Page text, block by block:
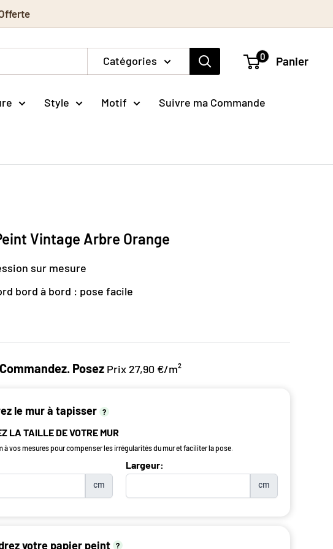
Catégories 0 Panier
Style Motif Suivre ma Commande
Vintage Arbre Orange
sur mesure
bord à bord : pose facile
Posez Prix 27,90 €/m²
le mur à tapisser ?
LA TAILLE DE VOTRE MUR
à vos mesures pour compenser les irrégularités du mur et faciliter la pose.
cm
Largeur:
cm
votre papier peint
?